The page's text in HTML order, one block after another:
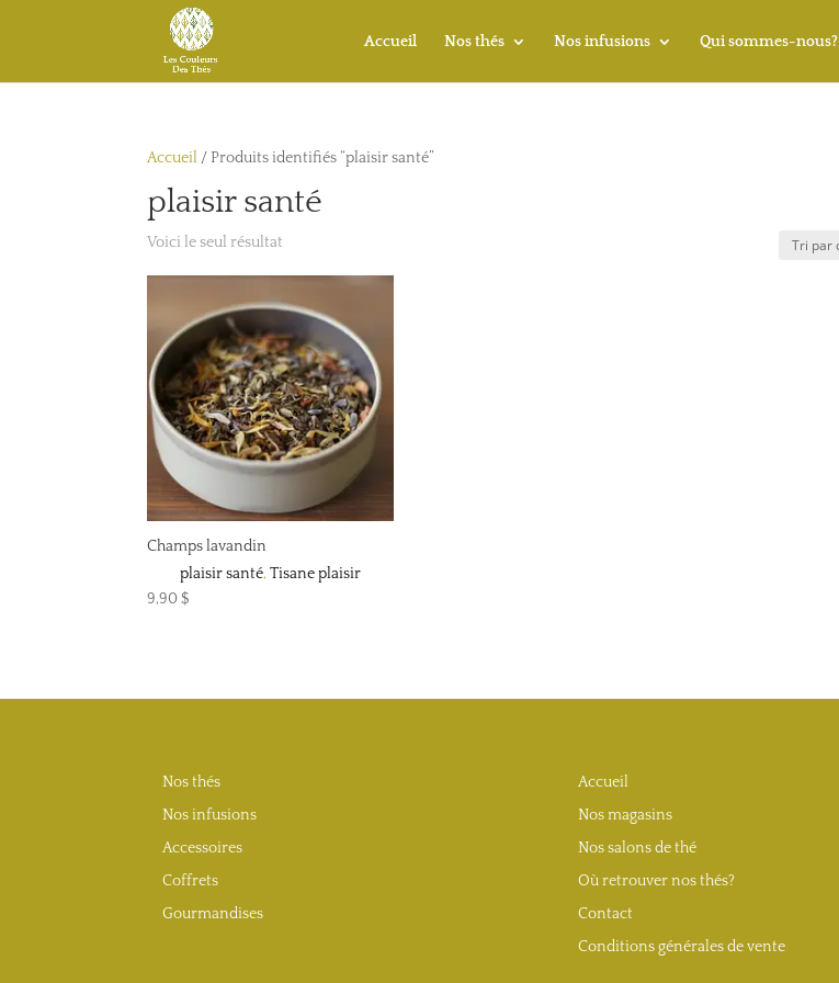
Accueil Nos thés Nos infusions Qui sommes-nous?
Accueil / Produits identifiés “plaisir santé”
plaisir santé
Voici le seul résultat
Champs lavandin
plaisir santé,Tisane plaisir
9,90$
Nos thés
Nos infusions
Accessoires
Coffrets
Gourmandises
Accueil
Nos magasins
Nos salons de thé
Où retrouver nos thés?
Contact
Conditions générales de vente